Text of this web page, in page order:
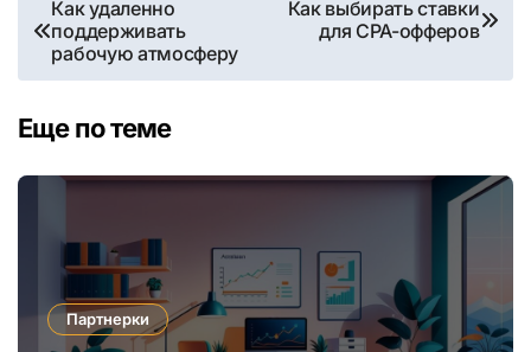
по
записям
Как удаленно
поддерживать
рабочую атмосферу
Как выбирать ставки
для CPA-офферов
Еще по теме
Партнерки